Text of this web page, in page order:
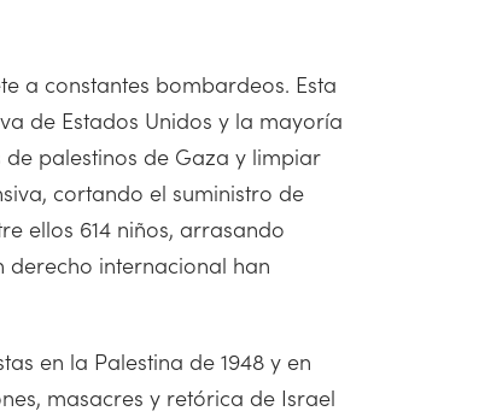
a constantes bombardeos. Esta
de Estados Unidos y la mayoría
palestinos de Gaza y limpiar
cortando el suministro de
ellos 614 niños, arrasando
derecho internacional han
en la Palestina de 1948 y en
masacres y retórica de Israel